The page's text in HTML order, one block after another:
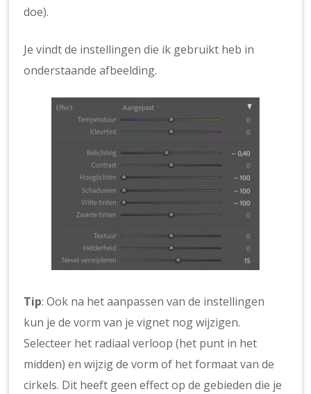
doe).
Je vindt de instellingen die ik gebruikt heb in
onderstaande afbeelding.
Tip: Ook na het aanpassen van de instellingen
kun je de vorm van je vignet nog wijzigen.
Selecteer het radiaal verloop (het punt in het
midden) en wijzig de vorm of het formaat van de
cirkels. Dit heeft geen effect op de gebieden die je